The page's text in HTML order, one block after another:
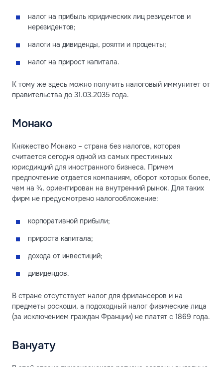
налог на прибыль юридических лиц резидентов и
нерезидентов;
налоги на дивиденды, роялти и проценты;
налог на прирост капитала.
К тому же здесь можно получить налоговый иммунитет от
правительства до 31.03.2035 года.
Монако
Княжество Монако – страна без налогов, которая
считается сегодня одной из самых престижных
юрисдикций для иностранного бизнеса. Причем
предпочтение отдается компаниям, оборот которых более,
чем на ¾, ориентирован на внутренний рынок. Для таких
фирм не предусмотрено налогообложение:
корпоративной прибыли;
прироста капитала;
дохода от инвестиций;
дивидендов.
В стране отсутствует налог для фрилансеров и на
предметы роскоши, а подоходный налог физические лица
(за исключением граждан Франции) не платят с 1869 года.
Вануату